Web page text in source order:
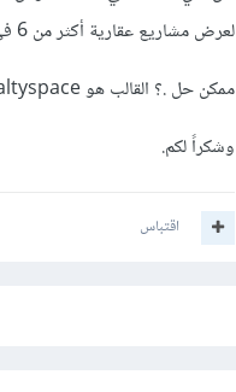
لعرض مشاريع عقارية أكثر من 6 في قالب الثيم. صفحة
ممكن حل .؟ القالب هو realtyspace
وشكراً لكم.
اقتباس